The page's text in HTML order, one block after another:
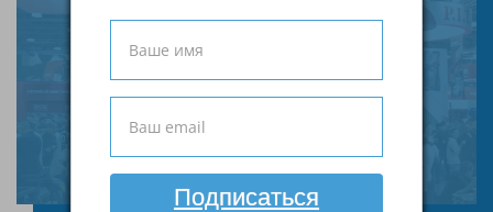
Подписаться
MITEX 2025
Видеоотчет